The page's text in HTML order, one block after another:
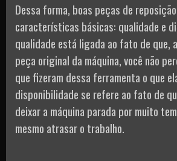
Dessa forma, boas peças de
características básicas: qualidade e
qualidade está ligada ao fato de que,
peça original da máquina, você não
que fizeram dessa ferramenta o que
disponibilidade se refere ao fato de
deixar a máquina parada por muito
mesmo atrasar o trabalho.